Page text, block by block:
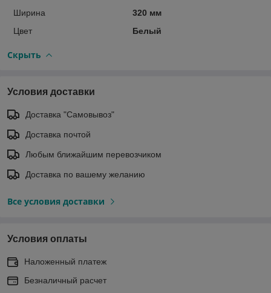
Ширина
320 мм
Цвет
Белый
Скрыть
Условия доставки
Доставка "Самовывоз"
Доставка почтой
Любым ближайшим перевозчиком
Доставка по вашему желанию
Все условия доставки
Условия оплаты
Наложенный платеж
Безналичный расчет